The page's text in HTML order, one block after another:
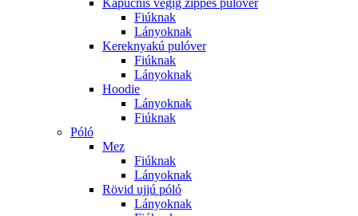
Kapucnis végig zippes pulóver
Fiúknak
Lányoknak
Kereknyakú pulóver
Fiúknak
Lányoknak
Hoodie
Lányoknak
Fiúknak
Póló
Mez
Fiúknak
Lányoknak
Rövid ujjú póló
Lányoknak